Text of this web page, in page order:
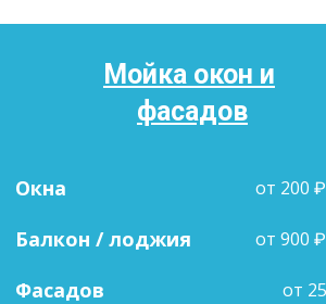
Мойка окон и
фасадов
Окна от 200
Балкон / лоджия от 900
Фасадов от